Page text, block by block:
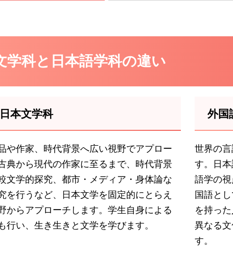
学科と日本語学科の違い
本文学科
や作家、時代背景へ広い視野でアプロー
典から現代の作家に至るまで、時代背景
文学的探究、都市・メディア・身体論な
を行うなど、日本文学を固定的にとらえ
からアプローチします。学生自身による
行い、生き生きと文学を学びます。
外国
世界の
す。日
語学の
国語と
を持っ
異なる
す。